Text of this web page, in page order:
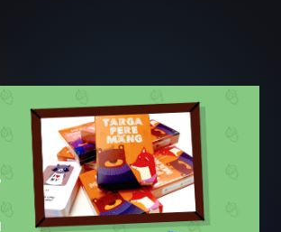
Targa pere mäng